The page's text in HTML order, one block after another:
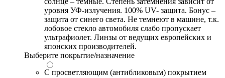
уровня УФ-излучения. 100% UV- защита. Бонус –
защита от синего света. Не темнеют в машине, т.к.
лобовое стекло автомобиля слабо пропускает
ультрафиолет. Линзы от ведущих европейских и
японских производителей.
Выберите покрытие/назначение
С просветляющим (антибликовым) покрытием